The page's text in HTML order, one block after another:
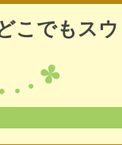
こでもス